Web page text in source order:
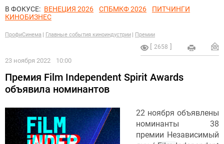
В ФОКУСЕ: ВЕНЕЦИЯ 2026 СПБМКФ 2026
ПИТЧИНГИ
КИНОБИЗНЕС
ПрофиСинема Главные события киноиндустрии Премии
2658
23 ноября 2022 10:00
Премия Film Independent Spirit Awards
объявила номинантов
22 ноября объявлены
номинанты 38
премии Независимый